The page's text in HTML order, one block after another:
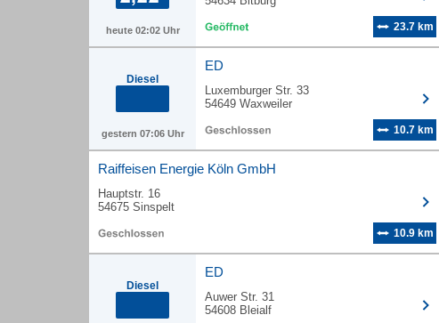
heute 02:02 Uhr 23.7 km
Diesel
gestern 07:06 Uhr
ED
Luxemburger Str. 33
54649 Waxweiler
10.7 km
Raiffeisen Energie Köln GmbH
Hauptstr. 16
54675 Sinspelt
10.9 km
Diesel
ED
Auwer Str. 31
54608 Bleialf